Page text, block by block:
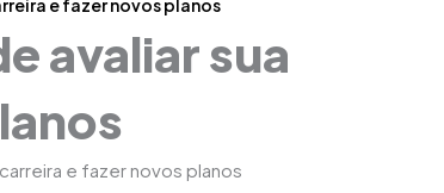
e fazer novos planos
avaliar sua